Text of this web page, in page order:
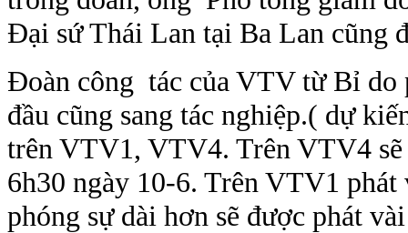
Đại sứ Thái Lan tại Ba Lan cũng
Đoàn công tác của VTV từ Bỉ do
đầu cũng sang tác nghiệp.( dự
trên VTV1, VTV4. Trên VTV4
6h30 ngày 10-6. Trên VTV1
phóng sự dài hơn sẽ được phát